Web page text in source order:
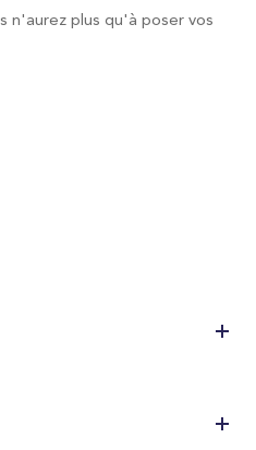
n'aurez plus qu'à poser vos